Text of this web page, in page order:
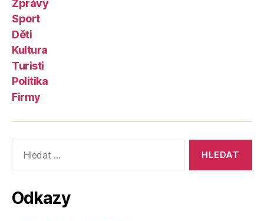
Zprávy
Sport
Děti
Kultura
Turisti
Politika
Firmy
vyhledávání:
Odkazy